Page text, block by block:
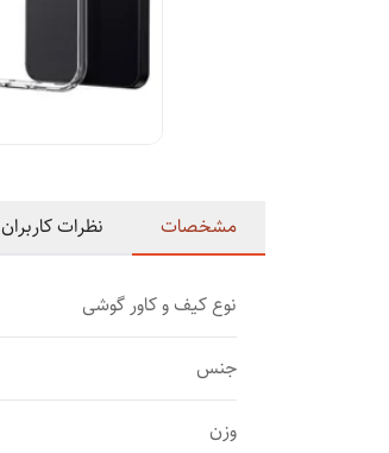
مشخصات نظرات کاربران
نوع کیف و کاور گوشی
جنس
وزن